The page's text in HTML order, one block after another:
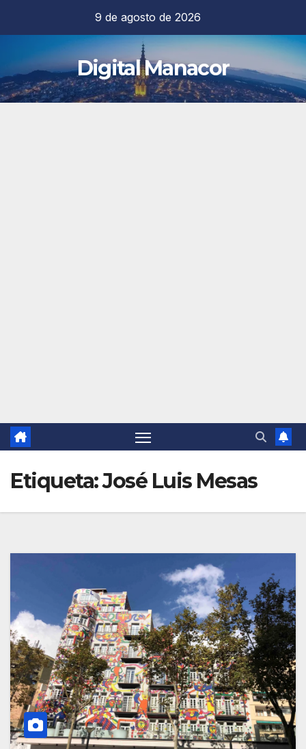
contenido
9 de agosto de 2026
Digital Manacor
Etiqueta:José Luis Mesas